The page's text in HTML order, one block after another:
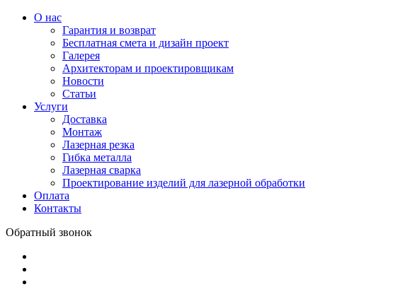
О нас
Гарантия и возврат
Бесплатная смета и дизайн проект
Галерея
Архитекторам и проектировщикам
Новости
Статьи
Услуги
Доставка
Монтаж
Лазерная резка
Гибка металла
Лазерная сварка
Проектирование изделий для лазерной обработки
Оплата
Контакты
Обратный звонок